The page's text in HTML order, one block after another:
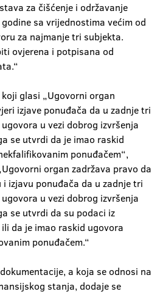
za čišćenje i održavanje
sa vrijednostima većim od
za najmanje tri subjekta.
ovjerena i potpisana od
glasi „Ugovorni organ
izjave ponuđača da u zadnje tri
u vezi dobrog izvršenja
se utvrdi da je imao raskid
ponuđačem“,
organ zadržava pravo da
izjavu ponuđača da u zadnje tri
u vezi dobrog izvršenja
se utvrdi da su podaci iz
da je imao raskid ugovora
ponuđačem.“
a koja se odnosi na
stanja, dodaje se